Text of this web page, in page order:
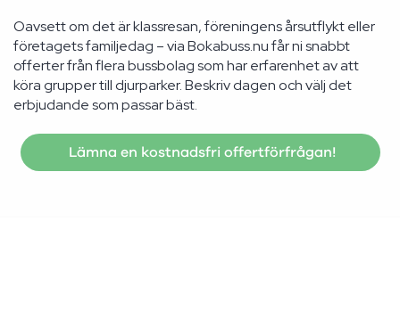
Oavsett om det är klassresan, föreningens årsutflykt eller
företagets familjedag – via Bokabuss.nu får ni snabbt
offerter från flera bussbolag som har erfarenhet av att
köra grupper till djurparker. Beskriv dagen och välj det
erbjudande som passar bäst.
Lämna en kostnadsfri offertförfrågan!